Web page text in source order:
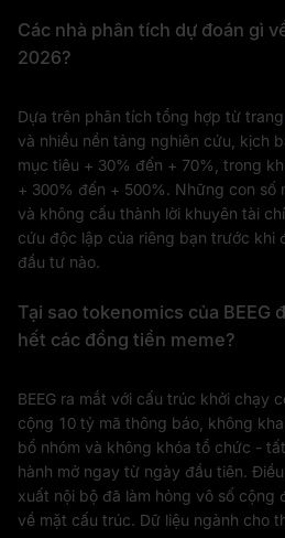
Các nhà phân tích dự đoán gì
2026?
Dựa trên phân tích tổng hợp từ trang
và nhiều nền tảng nghiên cứu, kịch
mục tiêu + 30% đến + 70%, trong
+ 300% đến + 500%. Những con số
và không cấu thành lời khuyên tài
cứu độc lập của riêng bạn trước khi
đầu tư nào.
Tại sao tokenomics của BEEG
hết các đồng tiền meme?
BEEG ra mắt với cấu trúc khởi chạy
cộng 10 tỷ mã thông báo, không
bổ nhóm và không khóa tổ chức -
hành mở ngay từ ngày đầu tiên.
xuất nội bộ đã làm hỏng vô số cộng
về mặt cấu trúc. Dữ liệu ngành cho